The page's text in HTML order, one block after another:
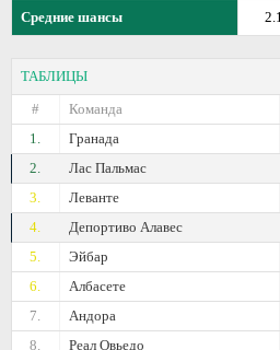
Средние шансы
ТАБЛИЦЫ
#
Команда
1.
Гранада
2.
Лас Пальмас
3.
Леванте
4.
Депортиво Алавес
5.
Эйбар
6.
Албасете
7.
Андора
8.
Реал Овьедо